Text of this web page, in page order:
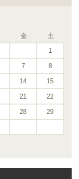
金
土
1
7 8
14 15
21 22
28 29